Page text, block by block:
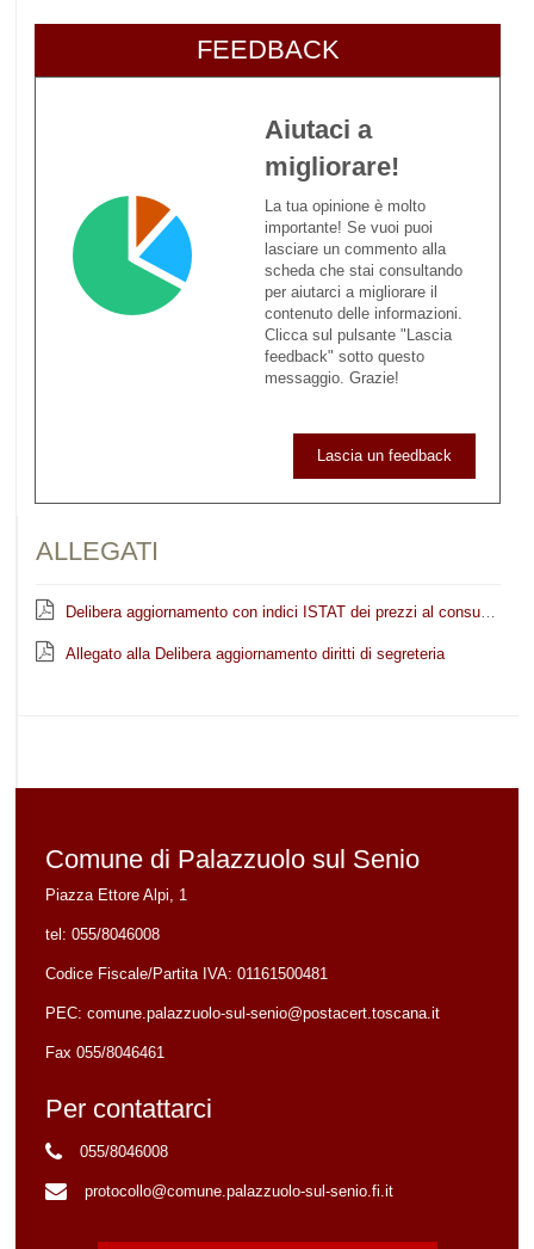
FEEDBACK
Aiutaci a
migliorare!
La tua opinione è molto
importante! Se vuoi puoi
lasciare un commento alla
scheda che stai consultando
per aiutarci a migliorare il
contenuto delle informazioni.
Clicca sul pulsante "Lascia
feedback" sotto questo
messaggio. Grazie!
Lascia un feedback
ALLEGATI
Delibera aggiornamento con indici ISTAT dei prezzi al consumo dei diritti di segreteria su atti e certificazioni in materia urba
Allegato alla Delibera aggiornamento diritti di segreteria
Comune di Palazzuolo sul Senio
Piazza Ettore Alpi, 1
tel: 055/8046008
Codice Fiscale/Partita IVA: 01161500481
PEC: comune.palazzuolo-sul-senio@postacert.toscana.it
Fax 055/8046461
Per contattarci
055/8046008
protocollo@comune.palazzuolo-sul-senio.fi.it